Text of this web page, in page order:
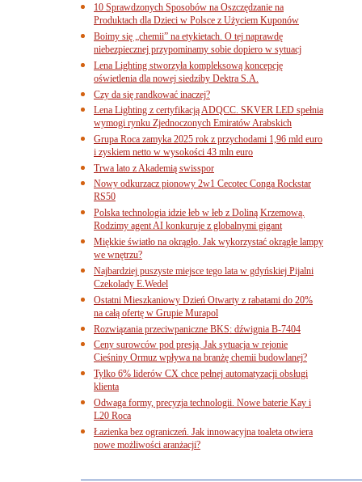
10 Sprawdzonych Sposobów na Oszczędzanie na
Produktach dla Dzieci w Polsce z Użyciem Kuponów
Boimy się „chemii” na etykietach. O tej naprawdę
niebezpiecznej przypominamy sobie dopiero w sytuacj
Lena Lighting stworzyła kompleksową koncepcję
oświetlenia dla nowej siedziby Dektra S.A.
Czy da się randkować inaczej?
Lena Lighting z certyfikacją ADQCC. SKVER LED spełnia
wymogi rynku Zjednoczonych Emiratów Arabskich
Grupa Roca zamyka 2025 rok z przychodami 1,96 mld euro
i zyskiem netto w wysokości 43 mln euro
Trwa lato z Akademią swisspor
Nowy odkurzacz pionowy 2w1 Cecotec Conga Rockstar
RS50
Polska technologia idzie łeb w łeb z Doliną Krzemową.
Rodzimy agent AI konkuruje z globalnymi gigant
Miękkie światło na okrągło. Jak wykorzystać okrągłe lampy
we wnętrzu?
Najbardziej puszyste miejsce tego lata w gdyńskiej Pijalni
Czekolady E.Wedel
Ostatni Mieszkaniowy Dzień Otwarty z rabatami do 20%
na całą ofertę w Grupie Murapol
Rozwiązania przeciwpaniczne BKS: dźwignia B-7404
Ceny surowców pod presją. Jak sytuacja w rejonie
Cieśniny Ormuz wpływa na branżę chemii budowlanej?
Tylko 6% liderów CX chce pełnej automatyzacji obsługi
klienta
Odwaga formy, precyzja technologii. Nowe baterie Kay i
L20 Roca
Łazienka bez ograniczeń. Jak innowacyjna toaleta otwiera
nowe możliwości aranżacji?